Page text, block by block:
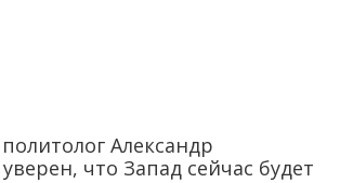
Александр
что Запад сейчас будет